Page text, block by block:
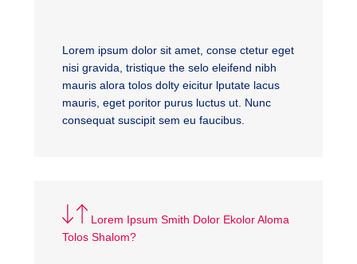
Lorem ipsum dolor sit amet, conse ctetur eget
nisi gravida, tristique the selo eleifend nibh
mauris alora tolos dolty eicitur lputate lacus
mauris, eget poritor purus luctus ut. Nunc
consequat suscipit sem eu faucibus.
Lorem Ipsum Smith Dolor Ekolor Aloma
Tolos Shalom?